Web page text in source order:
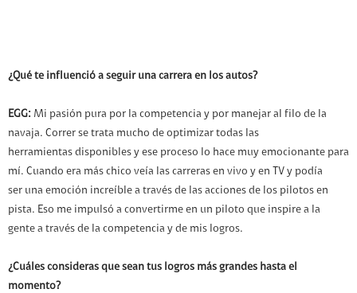
¿Qué te influenció a seguir una carrera en los autos?
EGG: Mi pasión pura por la competencia y por manejar al filo de la
navaja. Correr se trata mucho de optimizar todas las
herramientas disponibles y ese proceso lo hace muy emocionante para
mí. Cuando era más chico veía las carreras en vivo y en TV y podía
ser una emoción increíble a través de las acciones de los pilotos en
pista. Eso me impulsó a convertirme en un piloto que inspire a la
gente a través de la competencia y de mis logros.
¿Cuáles consideras que sean tus logros más grandes hasta el
momento?